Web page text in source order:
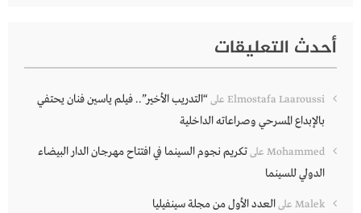
أحدث التعليقات
Elmostafa Laaroussi على“التدريب الأخير”.. فيلم ياسين فنان يحتفي
بالإبداع المسرحي وصراعاته الداخلية
Mohammed علىتكريم نجوم السينما في افتتاح مهرجان الدار البيضاء
الدولي للسينما
Malek علىالعدد الأول من مجلة سينفيليا